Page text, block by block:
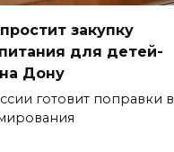
закупку
для детей-
Дону
готовит поправки в